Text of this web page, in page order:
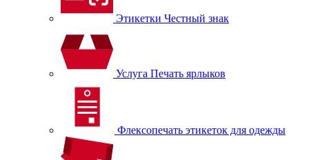
Этикетки Честный знак
Услуга Печать ярлыков
Флексопечать этикеток для одежды